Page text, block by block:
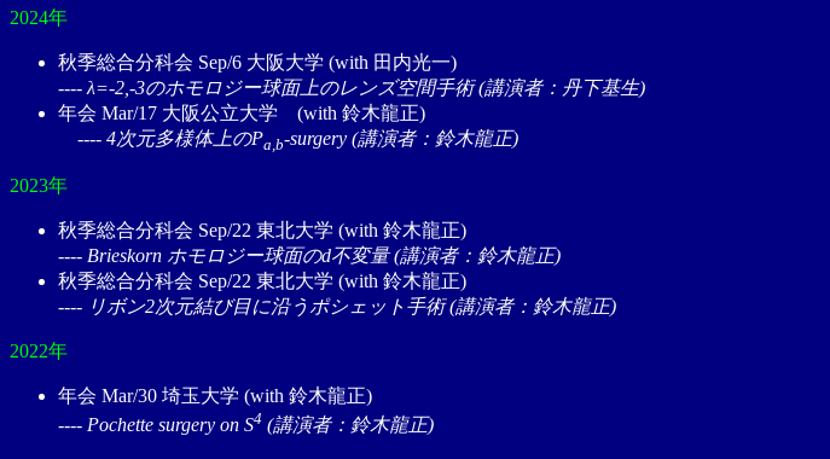
2024年
秋季総合分科会 Sep/6 大阪大学 (with 田内光一)
---- λ=-2,-3のホモロジー球面上のレンズ空間手術 (講演者：丹下基生)
年会 Mar/17 大阪公立大学 (with 鈴木龍正)
---- 4次元多様体上のPa,b-surgery (講演者：鈴木龍正)
2023年
秋季総合分科会 Sep/22 東北大学 (with 鈴木龍正)
---- Brieskorn ホモロジー球面のd不変量 (講演者：鈴木龍正)
秋季総合分科会 Sep/22 東北大学 (with 鈴木龍正)
---- リボン2次元結び目に沿うポシェット手術 (講演者：鈴木龍正)
2022年
年会 Mar/30 埼玉大学 (with 鈴木龍正)
---- Pochette surgery on S4 (講演者：鈴木龍正)